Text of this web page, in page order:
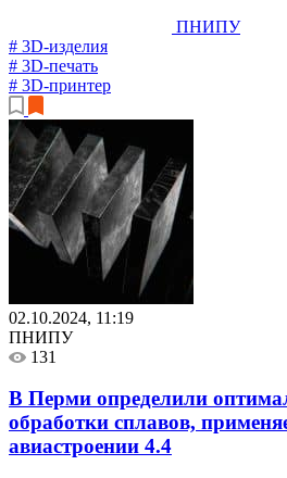
ПНИПУ
# 3D-изделия
# 3D-печать
# 3D-принтер
02.10.2024, 11:19
ПНИПУ
131
В Перми определили
обработки сплавов,
авиастроении 4.4